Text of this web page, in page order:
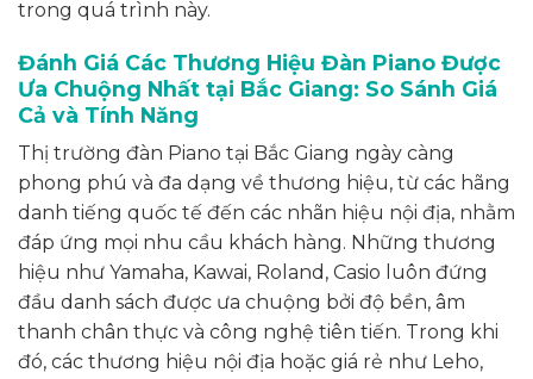
trong quá trình này.
Đánh Giá Các Thương Hiệu Đàn Piano Được
Ưa Chuộng Nhất tại Bắc Giang: So Sánh Giá
Cả và Tính Năng
Thị trường đàn Piano tại Bắc Giang ngày càng
phong phú và đa dạng về thương hiệu, từ các hãng
danh tiếng quốc tế đến các nhãn hiệu nội địa, nhằm
đáp ứng mọi nhu cầu khách hàng. Những thương
hiệu như Yamaha, Kawai, Roland, Casio luôn đứng
đầu danh sách được ưa chuộng bởi độ bền, âm
thanh chân thực và công nghệ tiên tiến. Trong khi
đó, các thương hiệu nội địa hoặc giá rẻ như Leho,